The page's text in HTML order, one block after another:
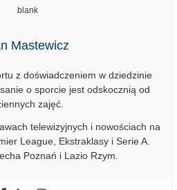
Mastewicz
z doświadczeniem w dziedzinie
o sporcie jest odskocznią od
zajęć.
telewizyjnych i nowościach na
League, Ekstraklasy i Serie A.
Poznań i Lazio Rzym.